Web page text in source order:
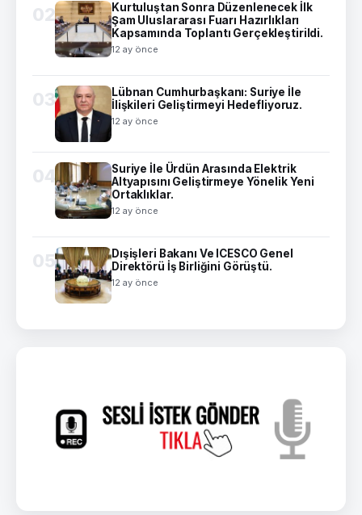
02
Kurtuluştan Sonra Düzenlenecek İlk
Şam Uluslararası Fuarı Hazırlıkları
Kapsamında Toplantı Gerçekleştirildi.
12 ay önce
03
Lübnan Cumhurbaşkanı: Suriye İle
İlişkileri Geliştirmeyi Hedefliyoruz.
12 ay önce
04
Suriye İle Ürdün Arasında Elektrik
Altyapısını Geliştirmeye Yönelik Yeni
Ortaklıklar.
12 ay önce
05
Dışişleri Bakanı Ve ICESCO Genel
Direktörü İş Birliğini Görüştü.
12 ay önce